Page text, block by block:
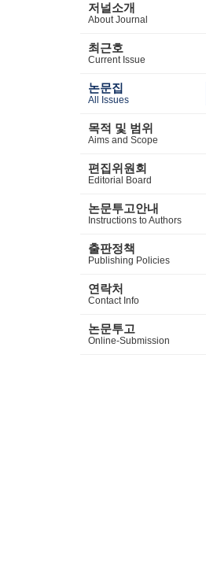
저널소개
About Journal
최근호
Current Issue
논문집
All Issues
목적 및 범위
Aims and Scope
편집위원회
Editorial Board
논문투고안내
Instructions to Authors
출판정책
Publishing Policies
연락처
Contact Info
논문투고
Online-Submission